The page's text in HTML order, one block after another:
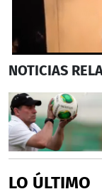
seconds
6
minutes,
8
seconds
NOTICIAS
LO ÚLTIMO